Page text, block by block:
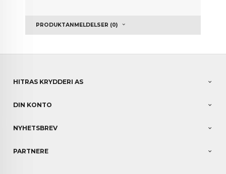
PRODUKTANMELDELSER (0)
HITRAS KRYDDERI AS
DIN KONTO
NYHETSBREV
PARTNERE